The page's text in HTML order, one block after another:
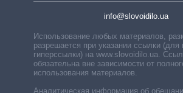
info@slovoidilo.ua
Использование любых материалов,
разрешается при указании ссылки (для
гиперссылки) на www.slovoidilo.ua.
обязательна вне зависимости от
использования материалов.
Аналитическая информация об